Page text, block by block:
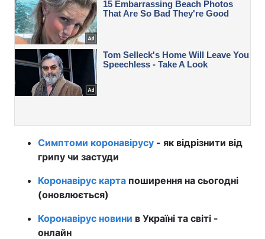
Симптоми коронавірусу - як відрізнити від
грипу чи застуди
Коронавірус карта поширення на сьогодні
(оновлюється)
Коронавірус новини в Україні та світі -
онлайн